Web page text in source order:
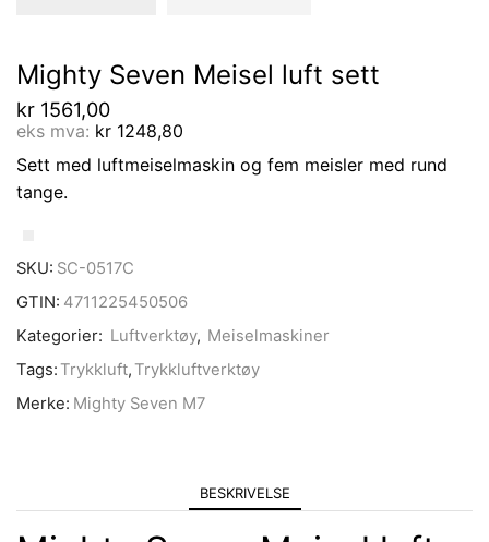
Mighty Seven Meisel luft sett
kr 1561,00
eks mva: kr 1248,80
Sett med luftmeiselmaskin og fem meisler med rund
tange.
SKU: SC-0517C
GTIN: 4711225450506
Kategorier: Luftverktøy, Meiselmaskiner
Tags:Trykkluft,Trykkluftverktøy
Merke: Mighty Seven M7
BESKRIVELSE